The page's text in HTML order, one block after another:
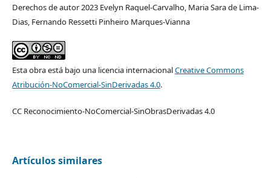
Derechos de autor 2023 Evelyn Raquel-Carvalho, Maria Sara de Lima-
Dias, Fernando Ressetti Pinheiro Marques-Vianna
Esta obra está bajo una licencia internacionalCreative Commons
Atribución-NoComercial-SinDerivadas 4.0.
CC Reconocimiento-NoComercial-SinObrasDerivadas 4.0
Artículos similares